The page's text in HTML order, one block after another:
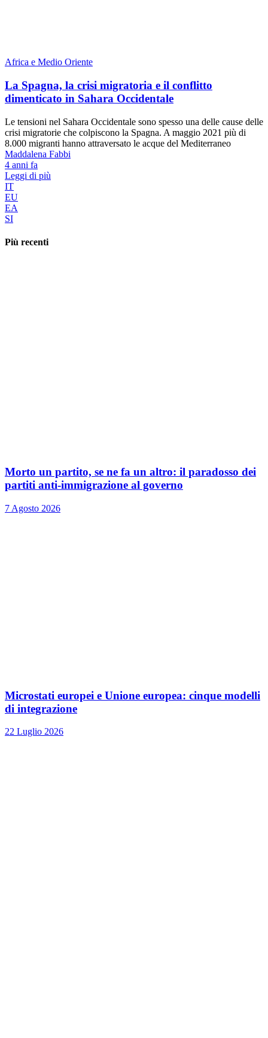
Africa e Medio Oriente
La Spagna, la crisi migratoria e il conflitto
dimenticato in Sahara Occidentale
Le tensioni nel Sahara Occidentale sono spesso una delle cause delle
crisi migratorie che colpiscono la Spagna. A maggio 2021 più di
8.000 migranti hanno attraversato le acque del Mediterraneo
Maddalena Fabbi
4 anni fa
Leggi di più
IT
EU
EA
SI
Più recenti
Morto un partito, se ne fa un altro: il paradosso dei
partiti anti-immigrazione al governo
7 Agosto 2026
Microstati europei e Unione europea: cinque modelli
di integrazione
22 Luglio 2026